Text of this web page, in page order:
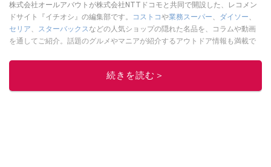
株式会社オールアバウトが株式会社NTTドコモと共同で開設した、レコメン
ドサイト『イチオシ』の編集部です。
コストコや業務スーパー、 ダイソー、
セリア、 スターバックスなどの人気ショップの隠れた名品を、コラムや動画
を通してご紹介。話題のグルメやマニアが紹介するアウトドア情報も満載で
レビューしています。毎日トレンド情報をお届けしているので、ぜひ
してください！続きを読む＞